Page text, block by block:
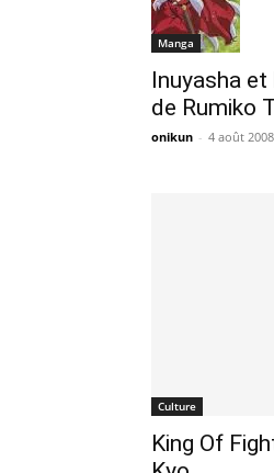
Manga
Inuyasha
de Rumiko
onikun - 4 août 2008
Culture
King Of